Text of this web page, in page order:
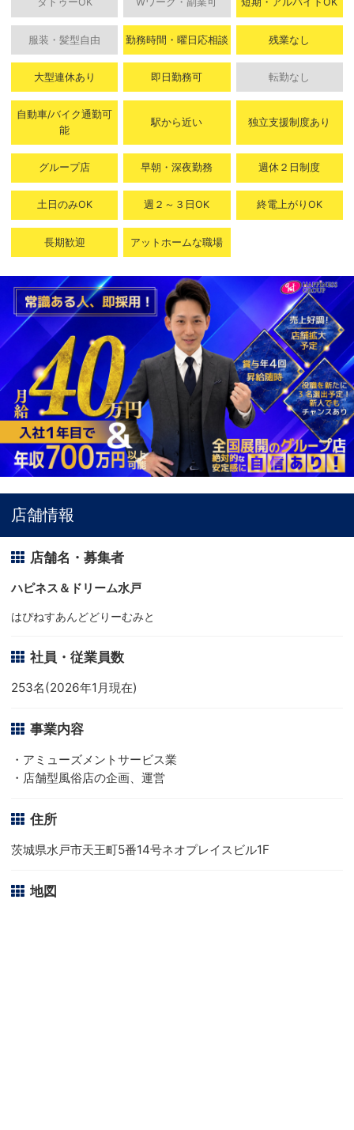
服装・髪型自由 勤務時間・曜日応相談 残業なし
大型連休あり 即日勤務可 転勤なし
自動車/バイク通勤可
能
駅から近い 独立支援制度あり
グループ店 早朝・深夜勤務 週休２日制度
土日のみOK 週２～３日OK 終電上がりOK
長期歓迎 アットホームな職場
店舗情報
店舗名・募集者
ハピネス＆ドリーム水戸
はぴねすあんどどりーむみと
社員・従業員数
253名(2026年1月現在)
事業内容
・アミューズメントサービス業
・店舗型風俗店の企画、運営
住所
茨城県水戸市天王町5番14号ネオプレイスビル1F
地図